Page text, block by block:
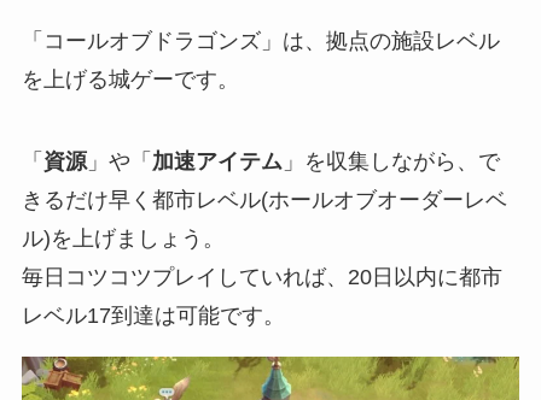
「コールオブドラゴンズ」は、拠点の施設レベル
を上げる城ゲーです。
「 資源」や「 加速アイテム」を収集しながら、で
きるだけ早く都市レベル(ホールオブオーダーレベ
ル)を上げましょう。
毎日コツコツプレイしていれば、20日以内に都市
レベル17到達は可能です。